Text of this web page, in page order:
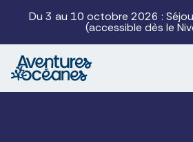
Du 3 au 10 octobre 2026 :
(accessible dès le